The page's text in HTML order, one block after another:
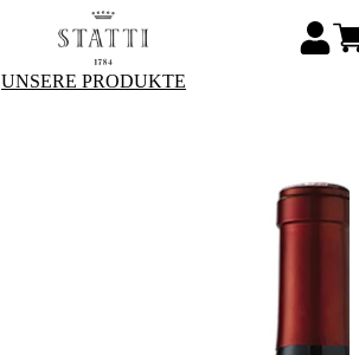
UNSERE PRODUKTE